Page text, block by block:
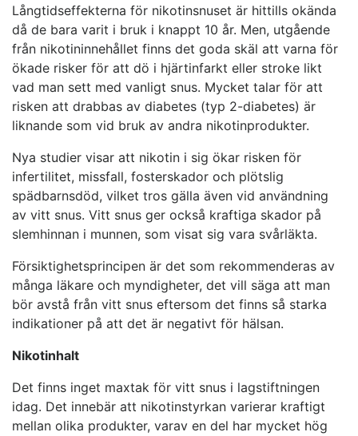
Långtidseffekterna för nikotinsnuset är hittills okända
då de bara varit i bruk i knappt 10 år. Men, utgående
från nikotininnehållet finns det goda skäl att varna för
ökade risker för att dö i hjärtinfarkt eller stroke likt
vad man sett med vanligt snus. Mycket talar för att
risken att drabbas av diabetes (typ 2-diabetes) är
liknande som vid bruk av andra nikotinprodukter.
Nya studier visar att nikotin i sig ökar risken för
infertilitet, missfall, fosterskador och plötslig
spädbarnsdöd, vilket tros gälla även vid användning
av vitt snus. Vitt snus ger också kraftiga skador på
slemhinnan i munnen, som visat sig vara svårläkta.
Försiktighetsprincipen är det som rekommenderas av
många läkare och myndigheter, det vill säga att man
bör avstå från vitt snus eftersom det finns så starka
indikationer på att det är negativt för hälsan.
Nikotinhalt
Det finns inget maxtak för vitt snus i lagstiftningen
idag. Det innebär att nikotinstyrkan varierar kraftigt
mellan olika produkter, varav en del har mycket hög